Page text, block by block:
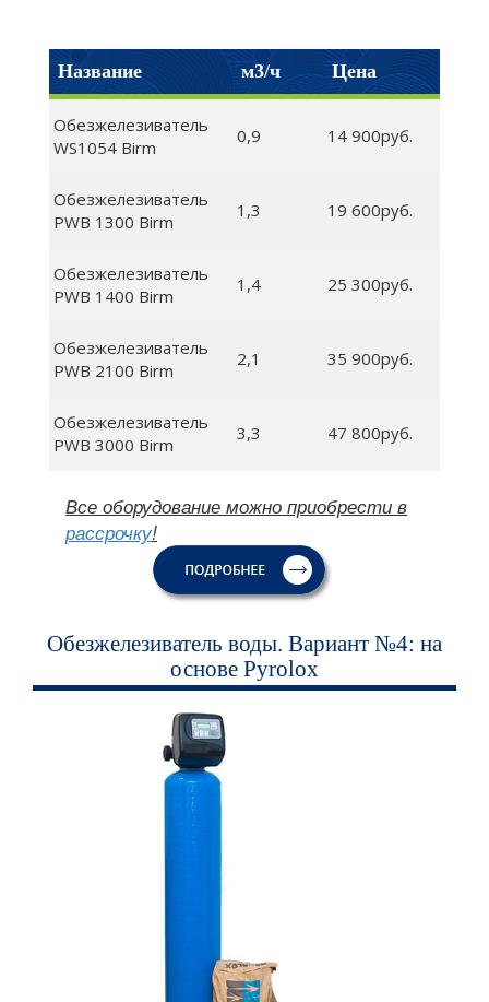
Название м3/ч Цена
Обезжелезиватель
WS1054 Birm
0,9 14 900руб.
Обезжелезиватель
PWB 1300 Birm
1,3 19 600руб.
Обезжелезиватель
PWB 1400 Birm
1,4 25 300руб.
Обезжелезиватель
PWB 2100 Birm
2,1 35 900руб.
Обезжелезиватель
PWB 3000 Birm
3,3 47 800руб.
Все оборудование можно приобрести в
рассрочку!
Обезжелезиватель воды. Вариант №4: на
основе Pyrolox